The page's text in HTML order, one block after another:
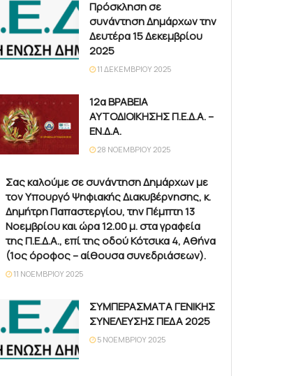
Πρόσκληση σε
συνάντηση Δημάρχων την
Δευτέρα 15 Δεκεμβρίου
2025
11 ΔΕΚΕΜΒΡΊΟΥ 2025
12α ΒΡΑΒΕΙΑ
ΑΥΤΟΔΙΟΙΚΗΣΗΣ Π.Ε.Δ.Α. –
ΕΝ.Δ.Α.
28 ΝΟΕΜΒΡΊΟΥ 2025
Σας καλούμε σε συνάντηση Δημάρχων με
τον Υπουργό Ψηφιακής Διακυβέρνησης, κ.
Δημήτρη Παπαστεργίου, την Πέμπτη 13
Νοεμβρίου και ώρα 12.00 μ. στα γραφεία
της Π.Ε.Δ.Α., επί της οδού Κότσικα 4, Αθήνα
(1ος όροφος – αίθουσα συνεδριάσεων).
11 ΝΟΕΜΒΡΊΟΥ 2025
ΣΥΜΠΕΡΑΣΜΑΤΑ ΓΕΝΙΚΗΣ
ΣΥΝΕΛΕΥΣΗΣ ΠΕΔΑ 2025
5 ΝΟΕΜΒΡΊΟΥ 2025